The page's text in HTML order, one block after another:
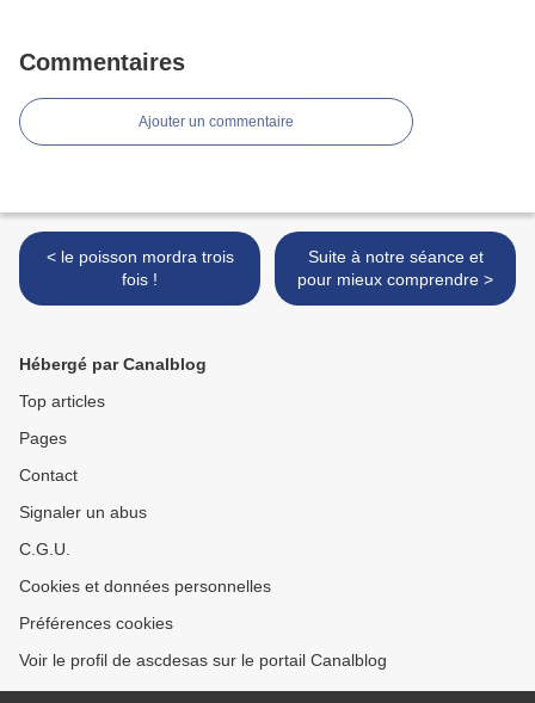
Commentaires
Ajouter un commentaire
< le poisson mordra trois
fois !
Suite à notre séance et
pour mieux comprendre >
Hébergé par Canalblog
Top articles
Pages
Contact
Signaler un abus
C.G.U.
Cookies et données personnelles
Préférences cookies
Voir le profil de ascdesas sur le portail Canalblog